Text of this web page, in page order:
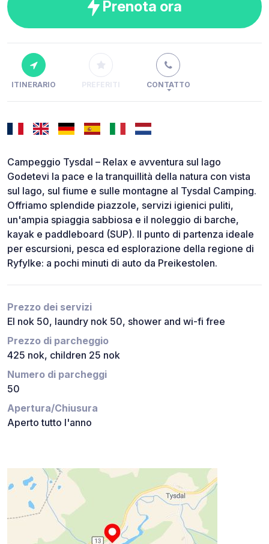
Prenota ora
ITINERARIO PREFERITI CONTATTO
Campeggio Tysdal – Relax e avventura sul lago
Godetevi la pace e la tranquillità della natura con vista
sul lago, sul fiume e sulle montagne al Tysdal Camping.
Offriamo splendide piazzole, servizi igienici puliti,
un'ampia spiaggia sabbiosa e il noleggio di barche,
kayak e paddleboard (SUP). Il punto di partenza ideale
per escursioni, pesca ed esplorazione della regione di
Ryfylke: a pochi minuti di auto da Preikestolen.
Prezzo dei servizi
El nok 50, laundry nok 50, shower and wi-fi free
Prezzo di parcheggio
425 nok, children 25 nok
Numero di parcheggi
50
Apertura/Chiusura
Aperto tutto l'anno